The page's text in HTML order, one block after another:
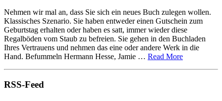
Nehmen wir mal an, dass Sie sich ein neues Buch zulegen wollen.
Klassisches Szenario. Sie haben entweder einen Gutschein zum
Geburtstag erhalten oder haben es satt, immer wieder diese
Regalböden vom Staub zu befreien. Sie gehen in den Buchladen
Ihres Vertrauens und nehmen das eine oder andere Werk in die
Hand. Befummeln Hermann Hesse, Jamie … Read More
RSS-Feed